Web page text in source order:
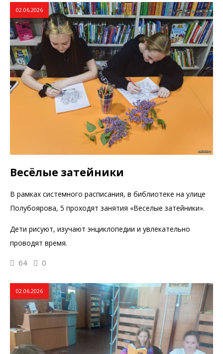
02.06.2026
Весёлые затейники
В рамках системного расписания, в библиотеке на улице
Полубоярова, 5 проходят занятия «Веселые затейники».
Дети рисуют, изучают энциклопедии и увлекательно
проводят время.
64 0
02.06.2026